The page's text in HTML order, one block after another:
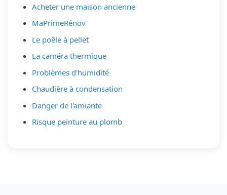
Acheter une maison ancienne
MaPrimeRénov'
Le poêle à pellet
La caméra thermique
Problèmes d'humidité
Chaudière à condensation
Danger de l'amiante
Risque peinture au plomb